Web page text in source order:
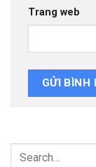
Trang web